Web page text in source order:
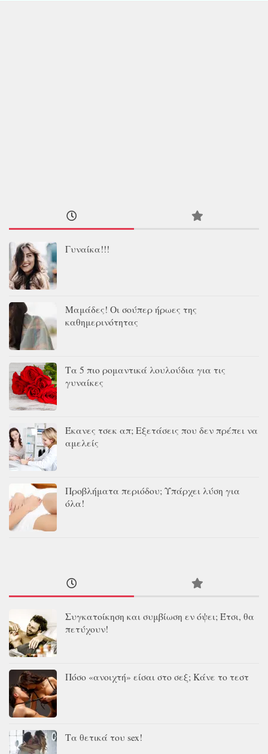
Γυναίκα!!!
Μαμάδες! Οι σούπερ ήρωες της
καθημερινότητας
Τα 5 πιο ρομαντικά λουλούδια για τις
γυναίκες
Έκανες τσεκ απ; Εξετάσεις που δεν πρέπει να
αμελείς
Προβλήματα περιόδου; Υπάρχει λύση για
όλα!
Συγκατοίκηση και συμβίωση εν όψει; Έτσι, θα
πετύχουν!
Πόσο «ανοιχτή» είσαι στο σεξ; Κάνε το τεστ
Τα θετικά του sex!